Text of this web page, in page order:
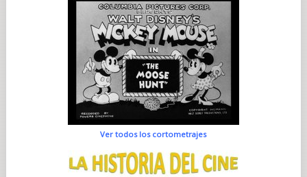
Ver todos los cortometrajes